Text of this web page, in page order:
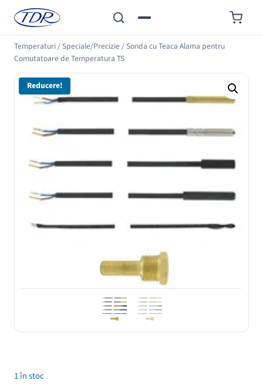
Temperaturi/Speciale/Precizie/Sonda cu Teaca Alama pentru
Comutatoare de Temperatura TS
Reducere!
1 în stoc